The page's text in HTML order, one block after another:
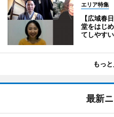
エリア特集
【広域春
堂をはじ
てしやす
もっ
最新